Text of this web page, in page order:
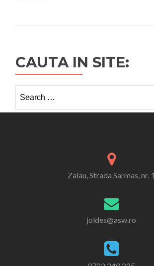
CAUTA IN SITE:
for:
Zalau, Strada Sarmas, nr. 1
joldes@asw.ro